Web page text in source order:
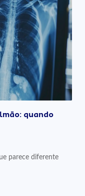
quando
parece diferente